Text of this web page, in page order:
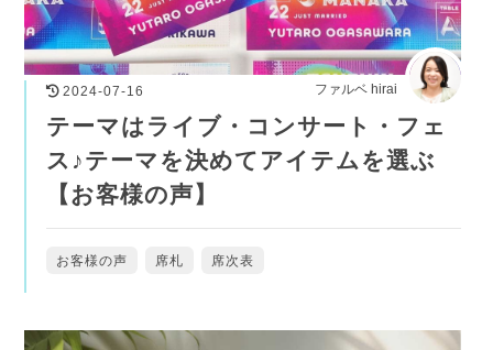
ファルベ hirai
2024-07-16
テーマはライブ・コンサート・フェ
ス♪テーマを決めてアイテムを選ぶ
【お客様の声】
お客様の声 席札 席次表